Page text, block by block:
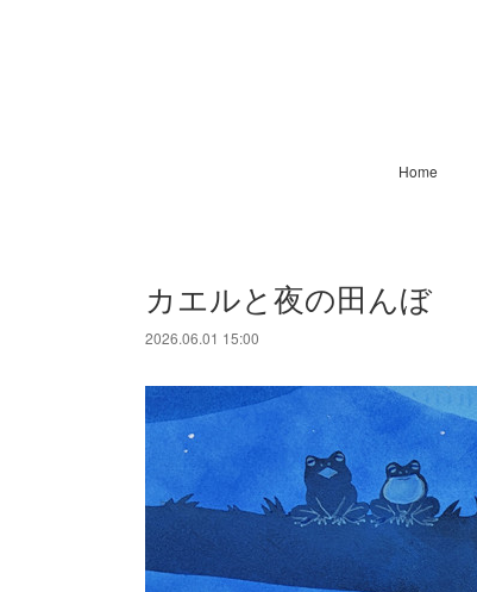
Home
カエルと夜の田んぼ
2026.06.01 15:00